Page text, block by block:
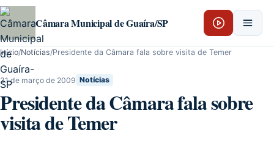
Pular para o conteúdo
Câmara Municipal de Guaíra/SP
Início/Notícias/Presidente da Câmara fala sobre visita de Temer
31 de março de 2009 Notícias
Presidente da Câmara fala sobre
visita de Temer